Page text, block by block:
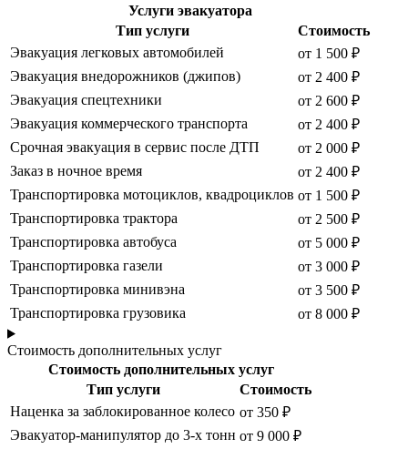
Услуги эвакуатора
Тип услуги
Стоимость
Эвакуация легковых автомобилей
от 1 500 ₽
Эвакуация внедорожников (джипов)
от 2 400 ₽
Эвакуация спецтехники
от 2 600 ₽
Эвакуация коммерческого транспорта
от 2 400 ₽
Срочная эвакуация в сервис после ДТП
от 2 000 ₽
Заказ в ночное время
от 2 400 ₽
Транспортировка мотоциклов, квадроциклов от 1 500 ₽
Транспортировка трактора
от 2 500 ₽
Транспортировка автобуса
от 5 000 ₽
Транспортировка газели
от 3 000 ₽
Транспортировка минивэна
от 3 500 ₽
Транспортировка грузовика
от 8 000 ₽
Стоимость дополнительных услуг
Стоимость дополнительных услуг
Тип услуги
Стоимость
Наценка за заблокированное колесо от 350 ₽
Эвакуатор-манипулятор до 3-х тонн от 9 000 ₽